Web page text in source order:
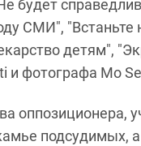
будет
СМИ", "Встаньте
детям",
и фотографа Mo
оппозиционера,
подсудимых,